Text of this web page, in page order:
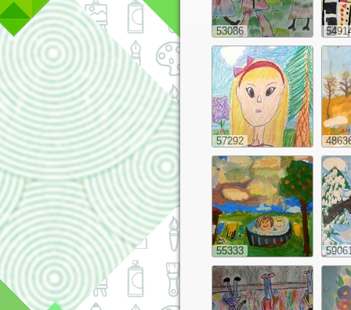
53086
57292
55333